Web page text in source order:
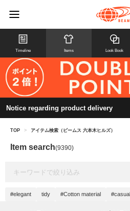
Timeline Items Look Book
Notice regarding product delivery
TOP > アイテム検索（ビームス 六本木ヒルズ）
Item search(9390)
#elegant tidy #Cotton material #casual